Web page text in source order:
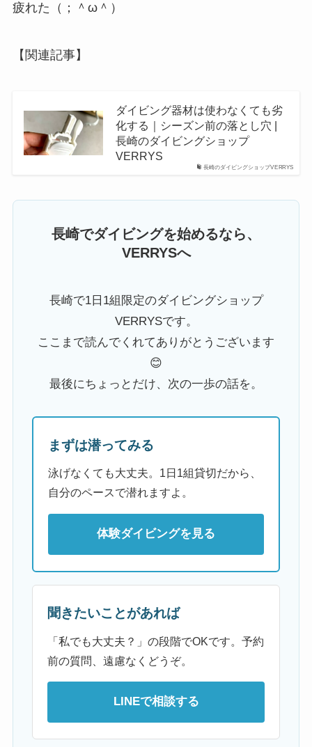
疲れた（；＾ω＾）
【関連記事】
長崎のダイビングショップVERRYS
ダイビング器材は使わなくても劣
化する｜シーズン前の落とし穴 |
長崎のダイビングショップ
VERRYS
長崎でダイビングを始めるなら、
VERRYSへ
長崎で1日1組限定のダイビングショップ
VERRYSです。
ここまで読んでくれてありがとうございます
😊
最後にちょっとだけ、次の一歩の話を。
まずは潜ってみる
泳げなくても大丈夫。1日1組貸切だから、
自分のペースで潜れますよ。
体験ダイビングを見る
聞きたいことがあれば
「私でも大丈夫？」の段階でOKです。予約
前の質問、遠慮なくどうぞ。
LINEで相談する